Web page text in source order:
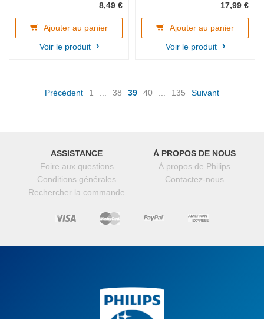
5
étoiles.
8,49 €
Ajouter au panier
Voir le produit
5
étoiles.
17,99 €
Ajouter au panier
Voir le produit
Précédent 1 38 39(current)
40 135 Suivant
ASSISTANCE
Foire aux questions
Conditions générales
Rechercher la commande
À PROPOS DE NOUS
À propos de Philips
Contactez-nous